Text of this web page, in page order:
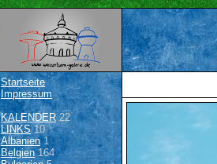
Startseite
Impressum
KALENDER22
LINKS10
Albanien1
Belgien164